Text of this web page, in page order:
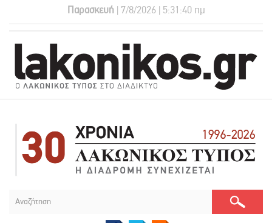
Παρασκευή | 7/8/2026 | 5:31:41 πμ